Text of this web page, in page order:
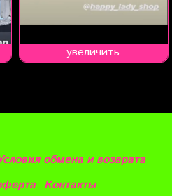
увеличить
обмена и возврата
Контакты